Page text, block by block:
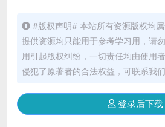
#版权声明# 本站所有资源版权均
提供资源均只能用于参考学习用，请
用引起版权纠纷，一切责任均由使用
侵犯了原著者的合法权益，可联系我们
登录后下载